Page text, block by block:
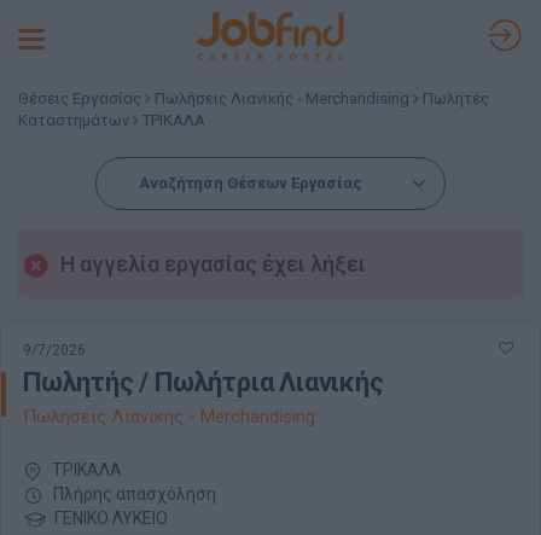
Toggle
Θέσεις Εργασίας Πωλήσεις Λιανικής - Merchandising
Πωλητές
Καταστημάτων
ΤΡΙΚΑΛΑ
Αναζήτηση Θέσεων Εργασίας
Η αγγελία εργασίας έχει λήξει
9/7/2026
Πωλητής / Πωλήτρια Λιανικής
Πωλήσεις Λιανικής - Merchandising
ΤΡΙΚΑΛΑ
Πλήρης απασχόληση
ΓΕΝΙΚΟ ΛΥΚΕΙΟ